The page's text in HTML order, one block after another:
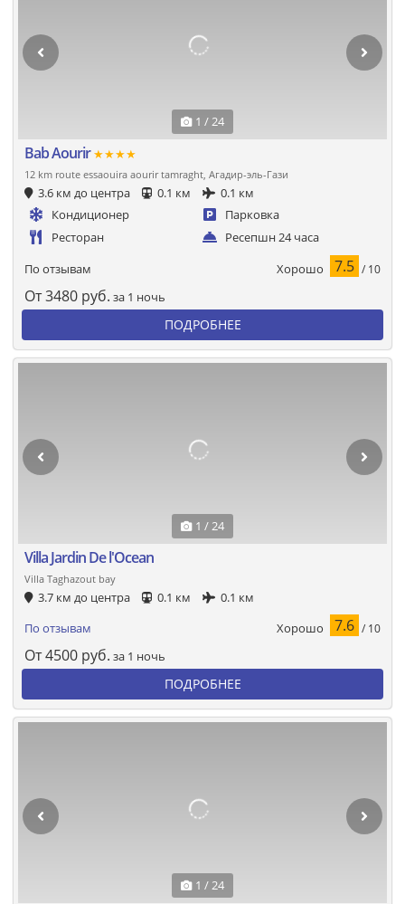
1 / 24
Bab Aourir★★★★
12 km route essaouira aourir tamraght, Агадир-эль-Гази
3.6 км до центра 0.1 км
0.1 км
Кондиционер
Парковка
Ресторан
Ресепшн 24 часа
По отзывам Хорошо 7.5 / 10
От3480 руб. за 1 ночь
ПОДРОБНЕЕ
1 / 24
Villa Jardin De l'Ocean
Villa Taghazout bay
3.7 км до центра 0.1 км
0.1 км
По отзывам
Хорошо 7.6 / 10
От4500 руб. за 1 ночь
ПОДРОБНЕЕ
1 / 24